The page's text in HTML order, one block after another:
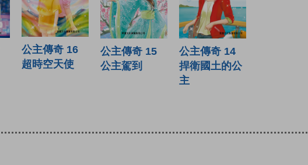
公主傳奇 16
超時空天使
公主傳奇 15
公主駕到
公主傳奇 14
捍衛國土的公
主